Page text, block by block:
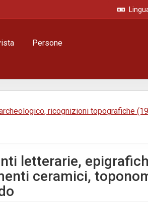
Persone
ricognizioni topografiche
letterarie,
ceramici,